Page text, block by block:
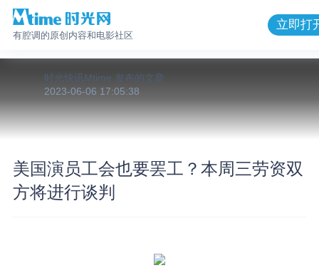
有腔调的原创内容和电影社区
立即打
时光快讯Mtime 发布的 文章
2023-06-06 17:05:38
美国演员工会也要罢工？本周三劳资双
方将进行谈判